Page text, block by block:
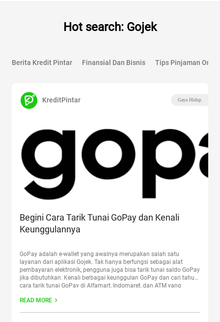
Hot search: Gojek
Berita Kredit Pintar Finansial Dan Bisnis Tips Pinjaman
KreditPintar Gaya Hidup
Begini Cara Tarik Tunai GoPay dan Kenali
Keunggulannya
GoPay adalah e-wallet yang awalnya merupakan salah satu
layanan dari aplikasi Gojek. Tak hanya berfungsi sebagai alat
pembayaran elektronik, pengguna juga bisa tarik tunai saldo GoPay
jika dibutuhkan. Kenali berbagai keunggulan GoPay dan cari tahu
cara tarik tunai GoPay di Alfamart, Indomaret, dan ATM yang
DenganContinue reading
READ MORE